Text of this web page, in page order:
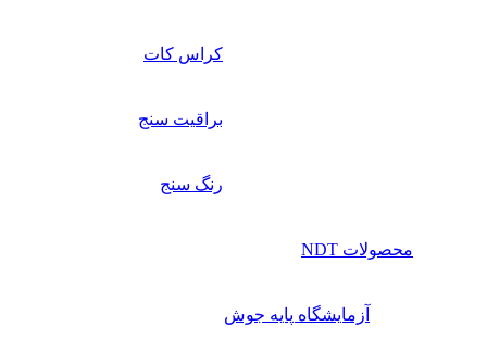
کراس کات
براقیت سنج
رنگ سنج
محصولات NDT
آزمایشگاه پایه جوش